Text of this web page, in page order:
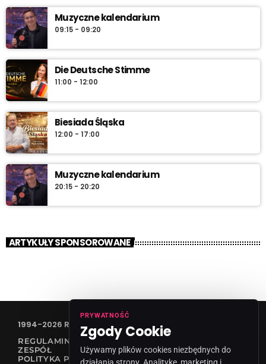
Muzyczne kalendarium
09:15 - 09:20
Die Deutsche Stimme
11:00 - 12:00
Biesiada Śląska
12:00 - 17:00
Muzyczne kalendarium
20:15 - 20:20
ARTYKUŁY SPONSOROWANE
1994-2026 RADIO VANESSA SPÓŁKA Z O.O
REGULAMIN KONKURSÓW
ZESPÓŁ
POLITYKA PRYWATNOŚCI
PRYWATNOŚĆ
Zgody Cookie
Używamy plików cookies niezbędnych do